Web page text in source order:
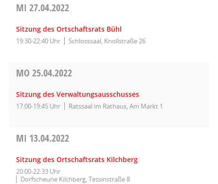
MI 27.04.2022
Sitzung des Ortschaftsrats Bühl
19:30-22:40 Uhr Schlosssaal, Knollstraße 26
MO 25.04.2022
Sitzung des Verwaltungsausschusses
17:00-19:45 Uhr Ratssaal im Rathaus, Am Markt 1
MI 13.04.2022
Sitzung des Ortschaftsrats Kilchberg
20:00-22:33 Uhr
Dorfscheune Kilchberg, Tessinstraße 8